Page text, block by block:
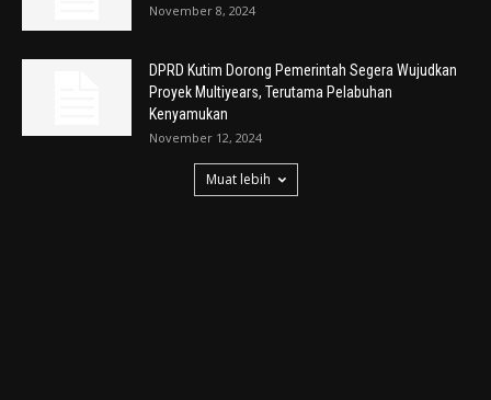
November 8, 2024
DPRD Kutim Dorong Pemerintah Segera Wujudkan
Proyek Multiyears, Terutama Pelabuhan
Kenyamukan
November 12, 2024
Muat lebih